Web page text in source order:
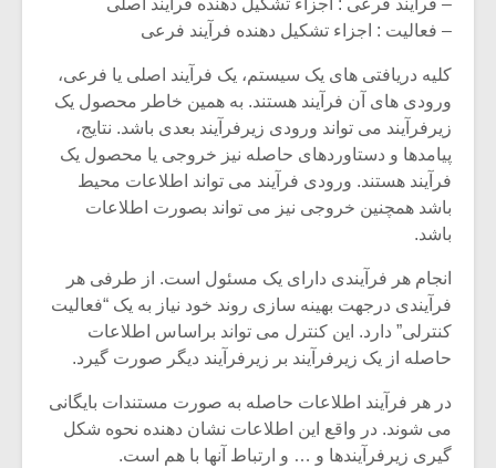
– فرآیند فرعی : اجزاء تشکیل دهنده فرآیند اصلی
– فعالیت : اجزاء تشکیل دهنده فرآیند فرعی
کلیه دریافتی های یک سیستم، یک فرآیند اصلی یا فرعی،
ورودی های آن فرآیند هستند. به همین خاطر محصول یک
زیرفرآیند می تواند ورودی زیرفرآیند بعدی باشد. نتایج،
پیامدها و دستاوردهای حاصله نیز خروجی یا محصول یک
فرآیند هستند. ورودی فرآیند می تواند اطلاعات محیط
باشد همچنین خروجی نیز می تواند بصورت اطلاعات
باشد.
انجام هر فرآیندی دارای یک مسئول است. از طرفی هر
فرآیندی درجهت بهینه سازی روند خود نیاز به یک “فعالیت
کنترلی” دارد. این کنترل می تواند براساس اطلاعات
حاصله از یک زیرفرآیند بر زیرفرآیند دیگر صورت گیرد.
در هر فرآیند اطلاعات حاصله به صورت مستندات بایگانی
می شوند. در واقع این اطلاعات نشان دهنده نحوه شکل
گیری زیرفرآیندها و … و ارتباط آنها با هم است.
میکلوش روژا
یادداشتی بر موسیقی
متن فیلم «متری
شیش و نیم»
اگر نمی توانی
مشهورترین باشی،
بدنام ترین باش
دوره
سکانسی
موسیقی